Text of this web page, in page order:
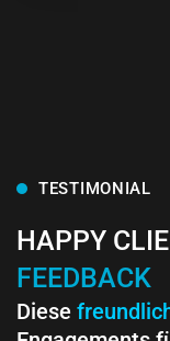
TESTIMONIAL
HAPPY
FEEDBACK
Diese